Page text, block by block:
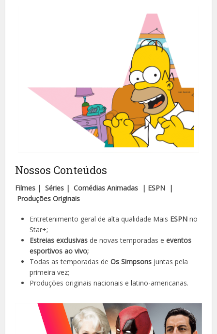
Nossos Conteúdos
Filmes | Séries | Comédias Animadas | ESPN |
Produções Originais
Entretenimento geral de alta qualidade Mais ESPN no
Star+;
Estreias exclusivas de novas temporadas eeventos
esportivos ao vivo;
Todas as temporadas deOs Simpsons juntas pela
primeira vez;
Produções originais nacionais e latino-americanas.